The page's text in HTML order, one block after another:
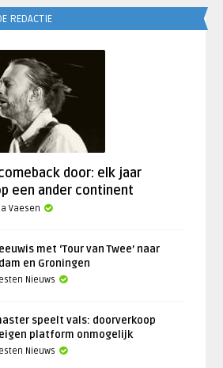
REDACTIE
door: elk jaar
een ander continent
Vaesen
met ‘Tour van Twee’ naar
en Groningen
Nieuws
speelt vals: doorverkoop
platform onmogelijk
Nieuws